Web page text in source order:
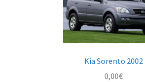
Kia Sorento 2002
0,00€